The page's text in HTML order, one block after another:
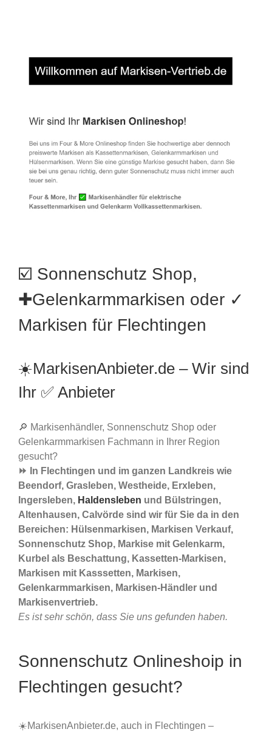
☑️ Sonnenschutz Shop,
✚Gelenkarmmarkisen oder ✓
Markisen für Flechtingen
☀️MarkisenAnbieter.de – Wir sind
Ihr ✅ Anbieter
🔎 Markisenhändler, Sonnenschutz Shop oder
Gelenkarmmarkisen Fachmann in Ihrer Region
gesucht?
⏩ In Flechtingen und im ganzen Landkreis wie
Beendorf, Grasleben, Westheide, Erxleben,
Ingersleben, Haldensleben und Bülstringen,
Altenhausen, Calvörde sind wir für Sie da in den
Bereichen: Hülsenmarkisen, Markisen Verkauf,
Sonnenschutz Shop, Markise mit Gelenkarm,
Kurbel als Beschattung, Kassetten-Markisen,
Markisen mit Kasssetten, Markisen,
Gelenkarmmarkisen, Markisen-Händler und
Markisenvertrieb.
Es ist sehr schön, dass Sie uns gefunden haben.
Sonnenschutz Onlineshoip in
Flechtingen gesucht?
☀️MarkisenAnbieter.de, auch in Flechtingen –